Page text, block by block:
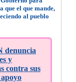
que el que mande,
al pueblo
denuncia
y
contra sus
apoyo